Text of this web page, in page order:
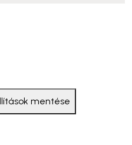
mentése